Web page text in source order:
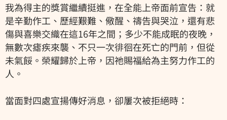
我為得主的獎賞繼續挺進，在全能上帝面前宣告：就
是辛勤作工、歷經艱難、儆醒、禱告與哭泣，還有悲
傷與喜樂交織在這16年之間；多少不能成眠的夜晚，
無數次瘧疾來襲、不只一次徘徊在死亡的門前，但從
未氣餒。榮耀歸於上帝，因祂賜福給為主努力作工的
人。
當面對四處宣揚傳好消息，卻屢次被拒絕時：